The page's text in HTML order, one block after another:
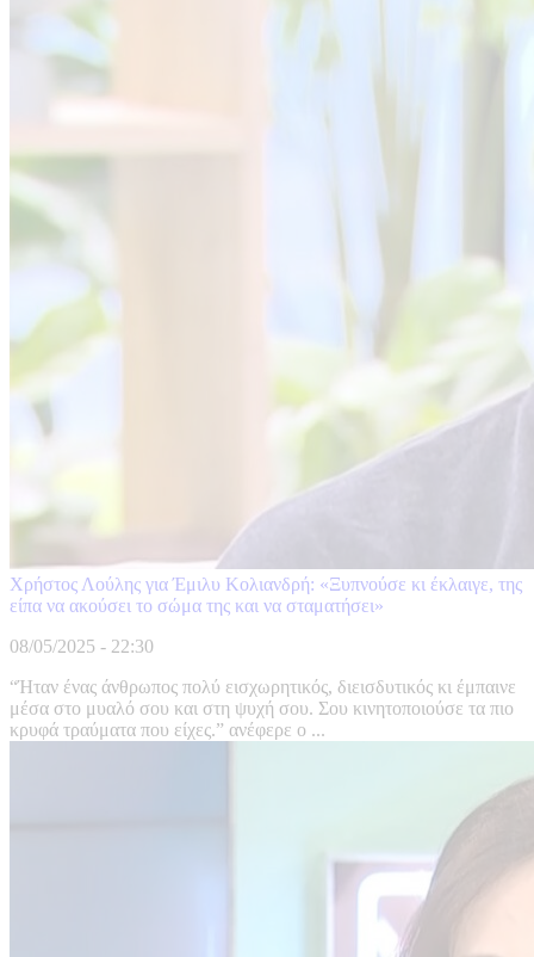
Χρήστος Λούλης για Έμιλυ Κολιανδρή: «Ξυπνούσε κι έκλαιγε, της
είπα να ακούσει το σώμα της και να σταματήσει»
08/05/2025 - 22:30
“Ήταν ένας άνθρωπος πολύ εισχωρητικός, διεισδυτικός κι έμπαινε
μέσα στο μυαλό σου και στη ψυχή σου. Σου κινητοποιούσε τα πιο
κρυφά τραύματα που είχες.” ανέφερε ο ...